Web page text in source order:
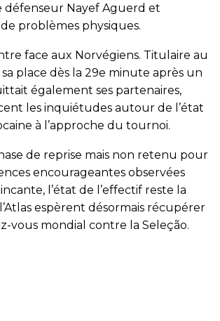
défenseur Nayef Aguerd et
problèmes physiques.
face aux Norvégiens. Titulaire au
place dès la 29e minute après un
également ses partenaires,
les inquiétudes autour de l’état
à l’approche du tournoi.
de reprise mais non retenu pour
encourageantes observées
l’état de l’effectif reste la
espèrent désormais récupérer
mondial contre la Seleção.